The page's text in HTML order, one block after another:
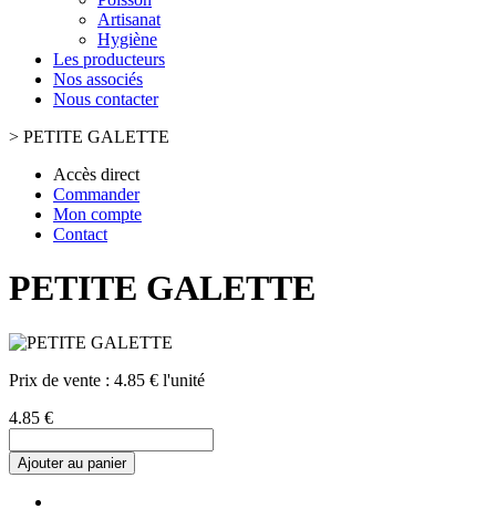
Artisanat
Hygiène
Les producteurs
Nos associés
Nous contacter
> PETITE GALETTE
Accès direct
Commander
Mon compte
Contact
PETITE GALETTE
Prix de vente : 4.85 € l'unité
4.85 €
Ajouter au panier